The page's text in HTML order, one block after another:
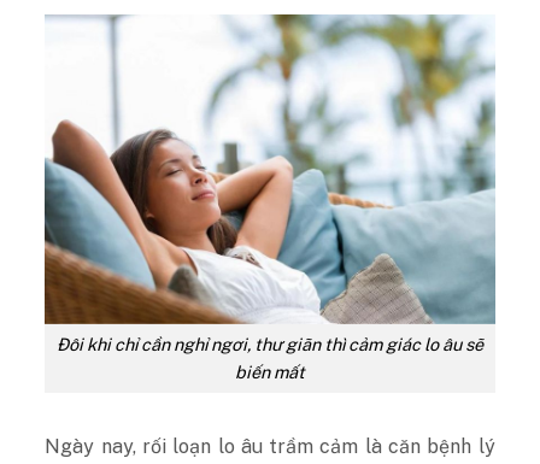
Đôi khi chỉ cần nghỉ ngơi, thư giãn thì cảm giác lo âu sẽ
biến mất
Ngày nay, rối loạn lo âu trầm cảm là căn bệnh lý